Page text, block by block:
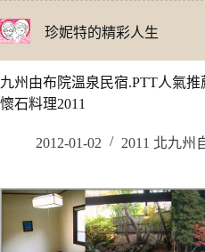
至
要
內
珍妮特的精彩人生
九州由布院溫泉民宿.PTT人氣
懷石料理2011
2012-01-02 2011 北九州